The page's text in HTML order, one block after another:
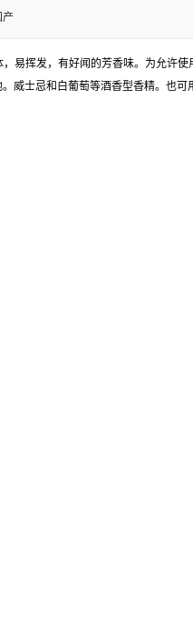
产
挥发，有好闻的芳香味。为允许
威士忌和白葡萄等酒香型香精。也可